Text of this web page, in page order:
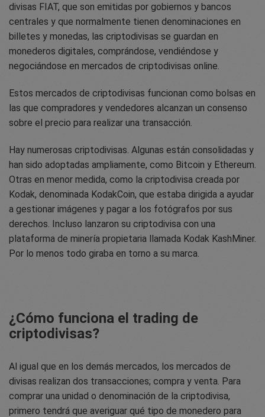
divisas FIAT, que son emitidas por gobiernos y bancos
centrales y que normalmente tienen denominaciones en
billetes y monedas, las criptodivisas se guardan en
monederos digitales, comprándose, vendiéndose y
negociándose en mercados de criptodivisas online.
Estos mercados de criptodivisas funcionan como bolsas en
las que compradores y vendedores alcanzan un consenso
sobre el precio para realizar una transacción.
Hay numerosas criptodivisas. Algunas están consolidadas y
han sido adoptadas ampliamente, como Bitcoin y Ethereum.
Otras en menor medida, como la criptodivisa creada por
Kodak, denominada KodakCoin, que estaba dirigida a ayudar
a gestionar imágenes y pagar a los fotógrafos por sus
derechos. Incluso lanzaron su criptodivisa con una
plataforma de minería propietaria llamada Kodak KashMiner.
Por lo menos todo giraba en torno a su marca.
¿Cómo funciona el trading de
criptodivisas?
Al igual que en los demás mercados, los mercados de
divisas realizan dos transacciones; compra y venta. Para
comprar una unidad o denominación de la criptodivisa,
primero tendrá que averiguar qué tipo de monedero para